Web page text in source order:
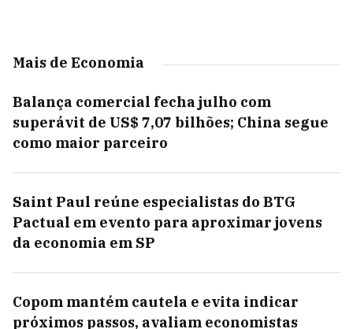
Mais de Economia
Balança comercial fecha julho com
superávit de US$ 7,07 bilhões; China segue
como maior parceiro
Saint Paul reúne especialistas do BTG
Pactual em evento para aproximar jovens
da economia em SP
Copom mantém cautela e evita indicar
próximos passos, avaliam economistas